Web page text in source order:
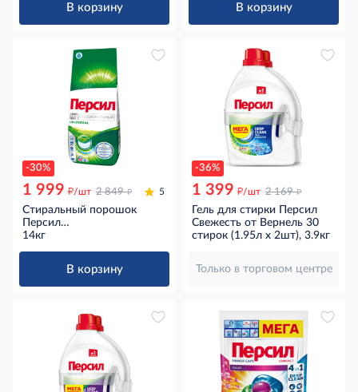
В корзину В корзину
-30%
1 999 д/шт 2 849 д 5
Стиральный порошок
Персил
Профессиональный
14кг
В корзину
-36%
1 399 д/шт 2 169 д
Гель для стирки Персил
Свежесть от Вернель 30
стирок (1.95л x 2шт), 3.9кг
Только в торговом центре